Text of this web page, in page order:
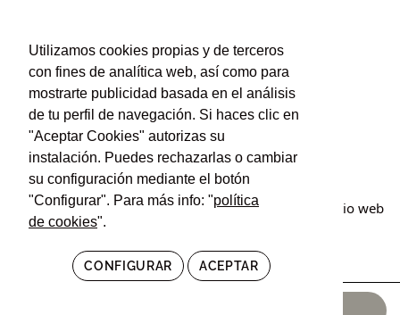
Contacto
Política de privacidad
Política de cookies
Condiciones de uso y contratación
© Irán Alfombras. Todos los derechos reservados. Sitio web
Utilizamos cookies propias y de terceros
con fines de analítica web, así como para
mostrarte publicidad basada en el análisis
de tu perfil de navegación. Si haces clic en
"Aceptar Cookies" autorizas su
instalación. Puedes rechazarlas o cambiar
su configuración mediante el botón
"Configurar". Para más info: "política
de cookies".
CONFIGURAR ACEPTAR